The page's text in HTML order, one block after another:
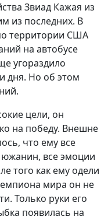
Звиад Кажая из
из последних. В
территории США
на автобусе
угораздило
дня. Но об этом
цели, он
на победу. Внешне
что ему все
все эмоции
того как ему одели
мира он не
Только руки его
появилась на